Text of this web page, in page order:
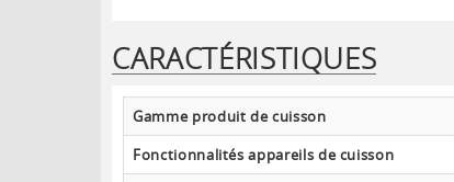
CARACTÉRISTIQUES
Gamme produit de cuisson
Fonctionnalités appareils de cuisson